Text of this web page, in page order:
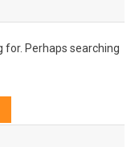
for. Perhaps searching